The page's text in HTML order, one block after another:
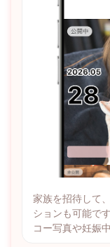
家族を招待して
ションも可能で
コー写真や妊娠